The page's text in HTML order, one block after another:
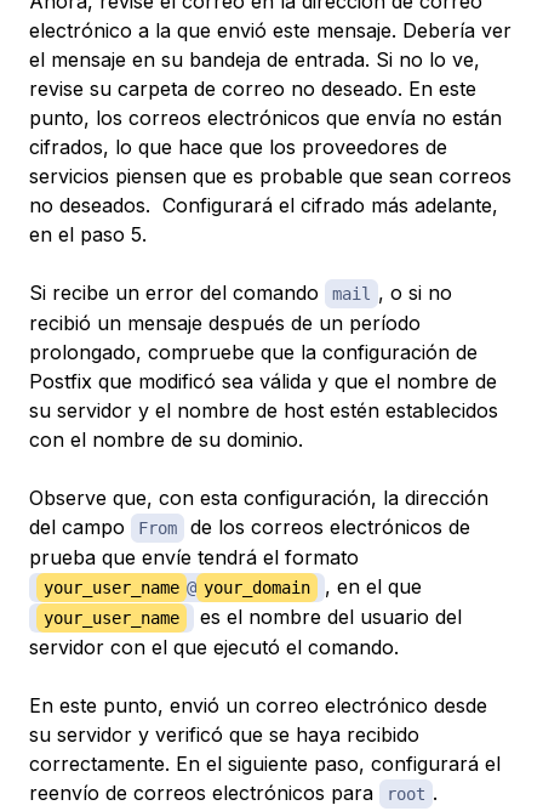
electrónico a la que envió este mensaje. Debería ver
el mensaje en su bandeja de entrada. Si no lo ve,
revise su carpeta de correo no deseado. En este
punto, los correos electrónicos que envía no están
cifrados, lo que hace que los proveedores de
servicios piensen que es probable que sean correos
no deseados. Configurará el cifrado más adelante,
en el paso 5.
Si recibe un error del comando mail
, o si no
recibió un mensaje después de un período
prolongado, compruebe que la configuración de
Postfix que modificó sea válida y que el nombre de
su servidor y el nombre de host estén establecidos
con el nombre de su dominio.
Observe que, con esta configuración, la dirección
del campo
From
de los correos electrónicos de
prueba que envíe tendrá el formato
your_user_name @ your_domain ​​, en el que
your_user_name
es el nombre del usuario del
servidor con el que ejecutó el comando.
En este punto, envió un correo electrónico desde
su servidor y verificó que se haya recibido
correctamente. En el siguiente paso, configurará el
reenvío de correos electrónicos para
root .